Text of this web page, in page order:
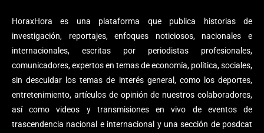
HoraxHora es una plataforma que publica historias de
investigación, reportajes, enfoques noticiosos, nacionales e
internacionales, escritas por periodistas profesionales,
comunicadores, expertos en temas de economía, política, sociales,
sin descuidar los temas de interés general, como los deportes,
entretenimiento, artículos de opinión de nuestros colaboradores,
así como videos y transmisiones en vivo de eventos de
trascendencia nacional e internacional y una sección de posdcat